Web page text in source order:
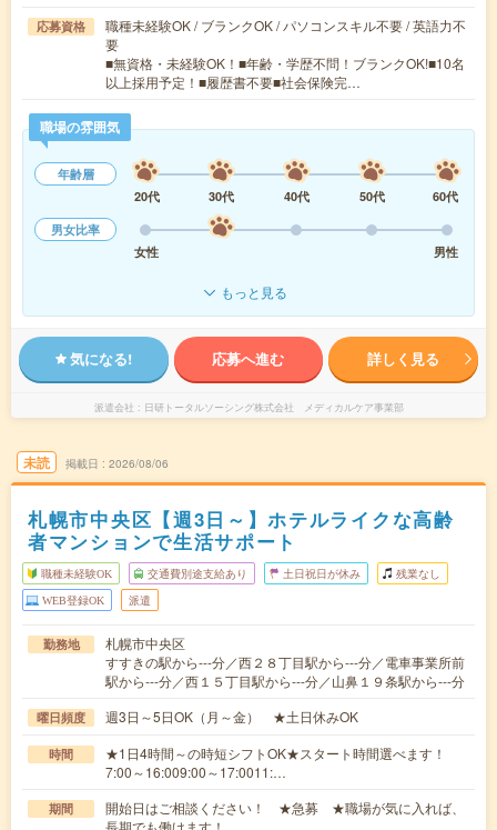
応募資格
職種未経験OK / ブランクOK / パソコンスキル不要 / 英語力不
要
■無資格・未経験OK！■年齢・学歴不問！ブランクOK!■10名
以上採用予定！■履歴書不要■社会保険完…
職場の雰囲気
年齢層
20代
30代 40代 50代
60代
男女比率
女性
男性
もっと見る
気になる! 応募へ進む 詳しく見る
派遣会社 日研トータルソーシング株式会社 メディカルケア事業部
未読 掲載日 2026/08/06
札幌市中央区【週3日～】ホテルライクな高齢
者マンションで生活サポート
職種未経験OK 交通費別途支給あり 土日祝日が休み 残業なし
WEB登録OK 派遣
勤務地
札幌市中央区
すすきの駅から---分／西２８丁目駅から---分／電車事業所前
駅から---分／西１５丁目駅から---分／山鼻１９条駅から---分
曜日頻度 週3日～5日OK（月～金） ★土日休みOK
時間
★1日4時間～の時短シフトOK★スタート時間選べます！
7:00～16:009:00～17:0011:…
期間
開始日はご相談ください！ ★急募 ★職場が気に入れば、
長期でも働けます！